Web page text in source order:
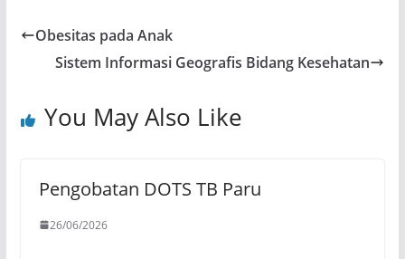
Obesitas pada Anak
Sistem Informasi Geografis Bidang Kesehatan
You May Also Like
Pengobatan DOTS TB Paru
26/06/2026